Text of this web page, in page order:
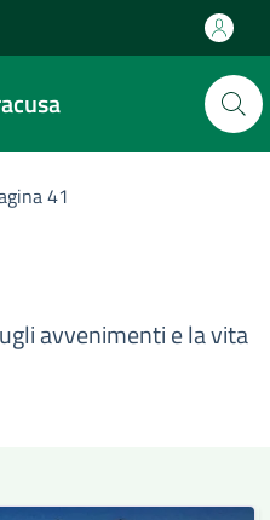
41
avvenimenti e la vita